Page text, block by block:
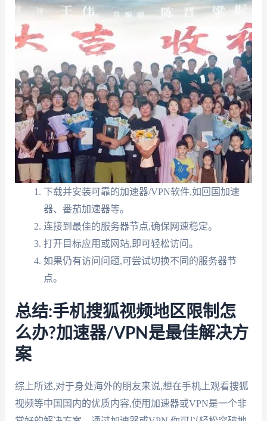
下载并安装可靠的加速器/VPN软件,如回国加速
器、番茄加速器等。
连接到最佳的服务器节点,确保网速稳定。
打开目标应用或网站,即可轻松访问。
如果仍有访问问题,可尝试切换不同的服务器节
点。
总结:手机搜狐视频地区限制怎
么办?加速器/VPN是最佳解决方
案
综上所述,对于身处海外的朋友来说,想在手机上观看搜狐
视频等中国国内的优质内容,使用加速器或VPN是一个非